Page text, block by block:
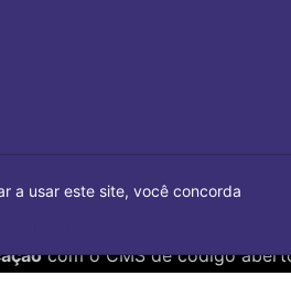
Uberlândia.
com o CMS de código
a usar este site, você concorda